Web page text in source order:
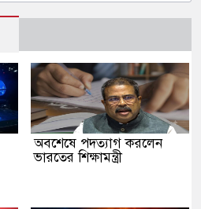
অবশেষে পদত্যাগ করলেন
ভারতের শিক্ষামন্ত্রী